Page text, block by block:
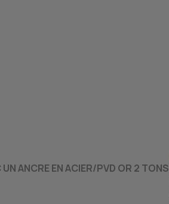
ANCRE EN ACIER/PVD OR 2 TONS